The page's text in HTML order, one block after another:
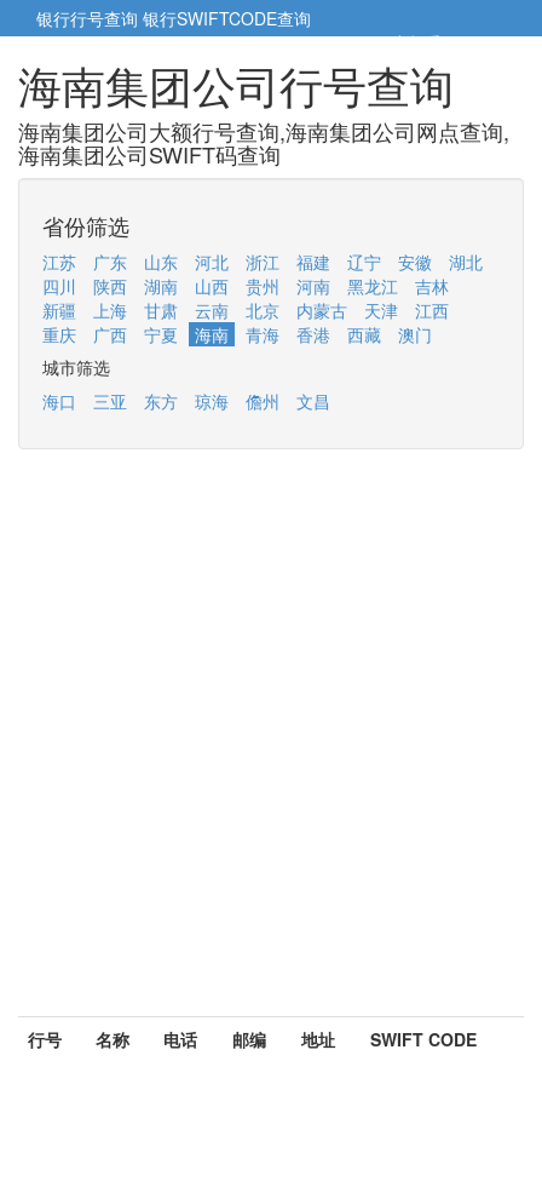
银行行号查询 银行SWIFTCODE查询
5cm小帮手5cm.cn
海南集团公司行号查询
海南集团公司大额行号查询,海南集团公司网点查询,
海南集团公司SWIFT码查询
省份筛选
江苏 广东 山东 河北 浙江 福建 辽宁 安徽
湖北
四川
陕西 湖南 山西 贵州 河南 黑龙江
吉林
新疆
上海 甘肃 云南 北京 内蒙古 天津
江西
重庆
广西 宁夏 海南 青海 香港 西藏
澳门
城市筛选
海口
三亚 东方 琼海 儋州 文昌
行号 名称 电话 邮编 地址 SWIFT CODE